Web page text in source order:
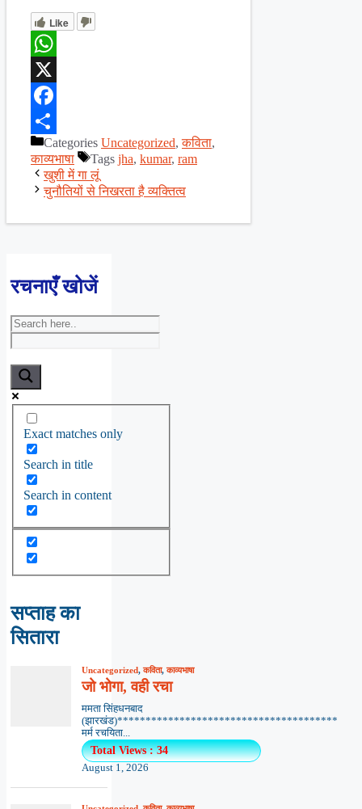
Like
WhatsApp
X
Facebook
ShareCategories Uncategorized,कविता,
काव्यभाषा
Tags jha, kumar, ram
खुशी में गा लूं
चुनौतियों से निखरता है व्यक्तित्व
रचनाएँ खोजें
Exact matches only
Search in title
Search in content
सप्ताह का
सितारा
Uncategorized,कविता,काव्यभाषा
जो भोगा, वही रचा
ममता सिंहधनबाद
(झारखंड)***************************************
मर्म रचयिता...
Total Views : 34
August 1, 2026